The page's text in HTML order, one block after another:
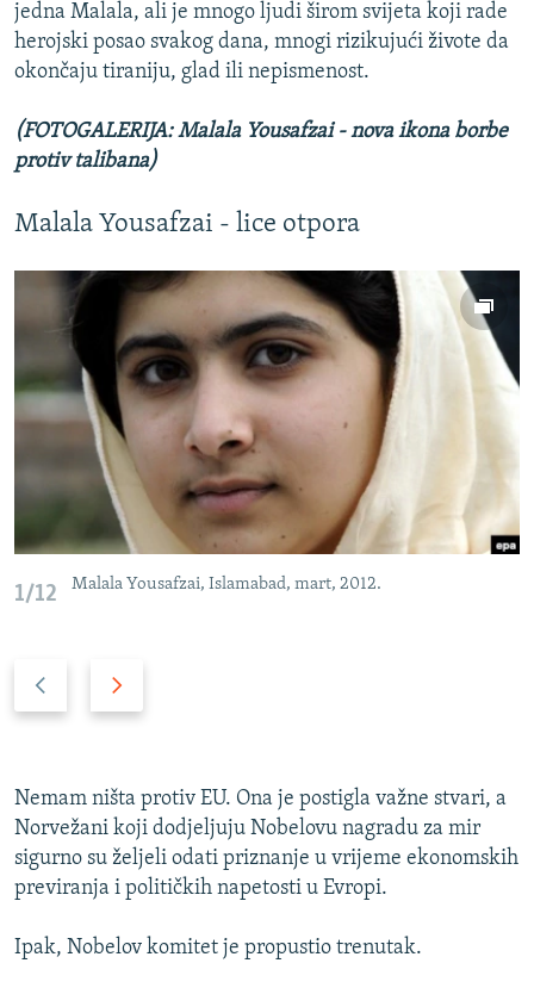
jedna Malala, ali je mnogo ljudi širom svijeta koji rade
herojski posao svakog dana, mnogi rizikujući živote da
okončaju tiraniju, glad ili nepismenost.
(FOTOGALERIJA: Malala Yousafzai - nova ikona borbe
protiv talibana)
Malala Yousafzai - lice otpora
1/12 Malala Yousafzai, Islamabad, mart, 2012.
h
o
d
n
s
d
n
i
s
a
Nemam ništa protiv EU. Ona je postigla važne stvari, a
Norvežani koji dodjeljuju Nobelovu nagradu za mir
sigurno su željeli odati priznanje u vrijeme ekonomskih
previranja i političkih napetosti u Evropi.
Ipak, Nobelov komitet je propustio trenutak.